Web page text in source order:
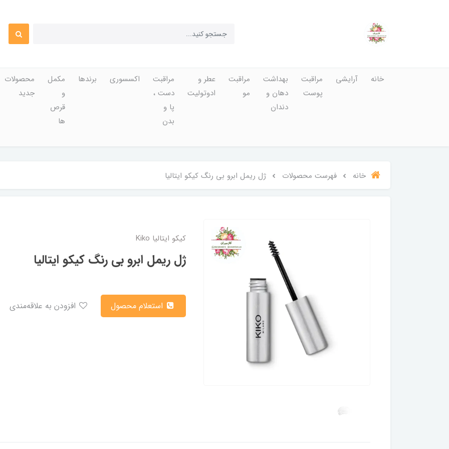
خانه آرایشی
مراقبت
پوست
بهداشت
دهان و
دندان
مراقبت
مو
عطر و
ادوتولیت
مراقبت
دست ،
پا و
بدن
اکسسوری برندها
مکمل
و
قرص
ها
محصولات
جدید
خانه فهرست محصولات ژل ریمل ابرو بی رنگ کیکو ایتالیا
کیکو ایتالیا Kiko
ژل ریمل ابرو بی رنگ کیکو ایتالیا